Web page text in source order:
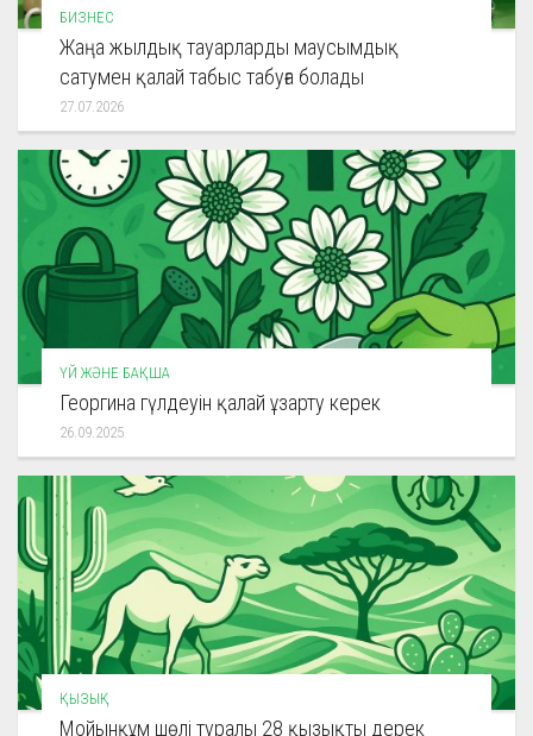
БИЗНЕС
Жаңа жылдық тауарларды маусымдық
сатумен қалай табыс табуға болады
27.07.2026
ҮЙ ЖӘНЕ БАҚША
Георгина гүлдеуін қалай ұзарту керек
26.09.2025
ҚЫЗЫҚ
Мойынқұм шөлі туралы 28 қызықты дерек